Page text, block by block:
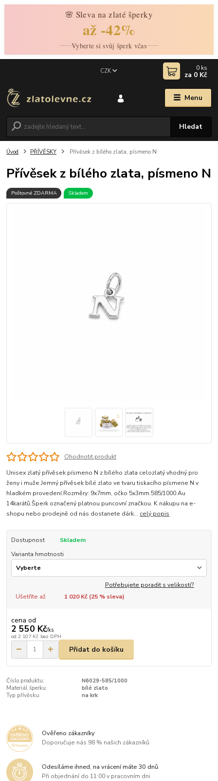
🌸 Sleva na zlaté šperky
až -42%
Vyberte si svůj šperk včas
Menu
CZK
Hledat
0 ks
za 0 Kč
Úvod PŘÍVĚSKY Přívěsek z bílého zlata, písmeno N
Přívěsek z bílého zlata, písmeno N
Poštovné ZDARMA Skladem
Ohodnotit produkt
Unisex zlatý přívěsek písmeno N z bílého zlata celozlatý vhodný pro
ženy i muže.Jemný přívěsek bílé zlato ve tvaru tiskacího písmene N v
hladkém provedení.Rozměry: 9x7mm, očko 5x3mm.585/1000 Au
14karátů.Šperk označený platnou puncovní značkou. K nákupu na e-
shopu nebo prodejně od nás dostanete dárk... celý popis
Dostupnost
Skladem
Varianta hmotnosti
Potřebujete poradit s velikostí?
Ušetříte až
1 020 Kč (25% sleva)
cena od
2 550 Kč/ks
od 2 107 Kč bez DPH
Přidat do košíku
Číslo produktu:
N6029-585/1000
Materiál šperku:
bílé zlato
Typ přívěsku:
na krk
Ověřeno zákazníky
Doporučuje nás 98 % našich zákazníků
Odesíláme ihned, na vrácení máte 30 dnů
Při objednání do 11:00 v pracovním dni